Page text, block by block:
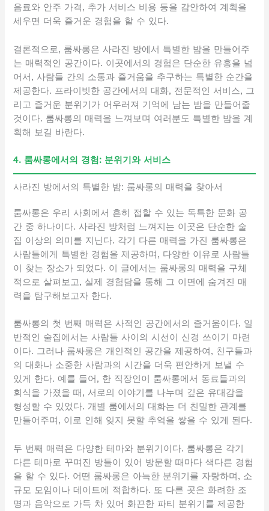
음료와 안주 가격, 추가 서비스 비용 등을 감안하여 계획을
세우면 더욱 즐거운 경험을 할 수 있다.
결론적으로, 룸싸롱은 사라진 방에서 특별한 밤을 만들어주
는 매력적인 공간이다. 이곳에서의 경험은 단순한 유흥을 넘
어서, 사람들 간의 소통과 즐거움을 추구하는 특별한 순간을
제공한다. 프라이빗한 공간에서의 대화, 전문적인 서비스, 그
리고 즐거운 분위기가 어우러져 기억에 남는 밤을 만들어줄
것이다. 룸싸롱의 매력을 느껴보며 여러분도 특별한 밤을 계
획해 보길 바란다.
4. 룸싸롱에서의 경험: 분위기와 서비스
사라진 방에서의 특별한 밤: 룸싸롱의 매력을 찾아서
룸싸롱은 우리 사회에서 흔히 접할 수 있는 독특한 문화 공
간 중 하나이다. 사라진 방처럼 느껴지는 이곳은 단순한 술
집 이상의 의미를 지닌다. 각기 다른 매력을 가진 룸싸롱은
사람들에게 특별한 경험을 제공하며, 다양한 이유로 사람들
이 찾는 장소가 되었다. 이 글에서는 룸싸롱의 매력을 구체
적으로 살펴보고, 실제 경험담을 통해 그 이면에 숨겨진 매
력을 탐구해보고자 한다.
룸싸롱의 첫 번째 매력은 사적인 공간에서의 즐거움이다. 일
반적인 술집에서는 사람들 사이의 시선이 신경 쓰이기 마련
이다. 그러나 룸싸롱은 개인적인 공간을 제공하여, 친구들과
의 대화나 소중한 사람과의 시간을 더욱 편안하게 보낼 수
있게 한다. 예를 들어, 한 직장인이 룸싸롱에서 동료들과의
회식을 가졌을 때, 서로의 이야기를 나누며 깊은 유대감을
형성할 수 있었다. 개별 룸에서의 대화는 더 친밀한 관계를
만들어주며, 이로 인해 잊지 못할 추억을 쌓을 수 있게 된다.
두 번째 매력은 다양한 테마와 분위기이다. 룸싸롱은 각기
다른 테마로 꾸며진 방들이 있어 방문할 때마다 색다른 경험
을 할 수 있다. 어떤 룸싸롱은 아늑한 분위기를 자랑하며, 소
규모 모임이나 데이트에 적합하다. 또 다른 곳은 화려한 조
명과 음악으로 가득 차 있어 화끈한 파티 분위기를 제공한